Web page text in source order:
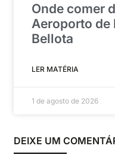
Onde comer
Aeroporto de
Bellota
LER MATÉRIA
1 de agosto de 2026
DEIXE UM